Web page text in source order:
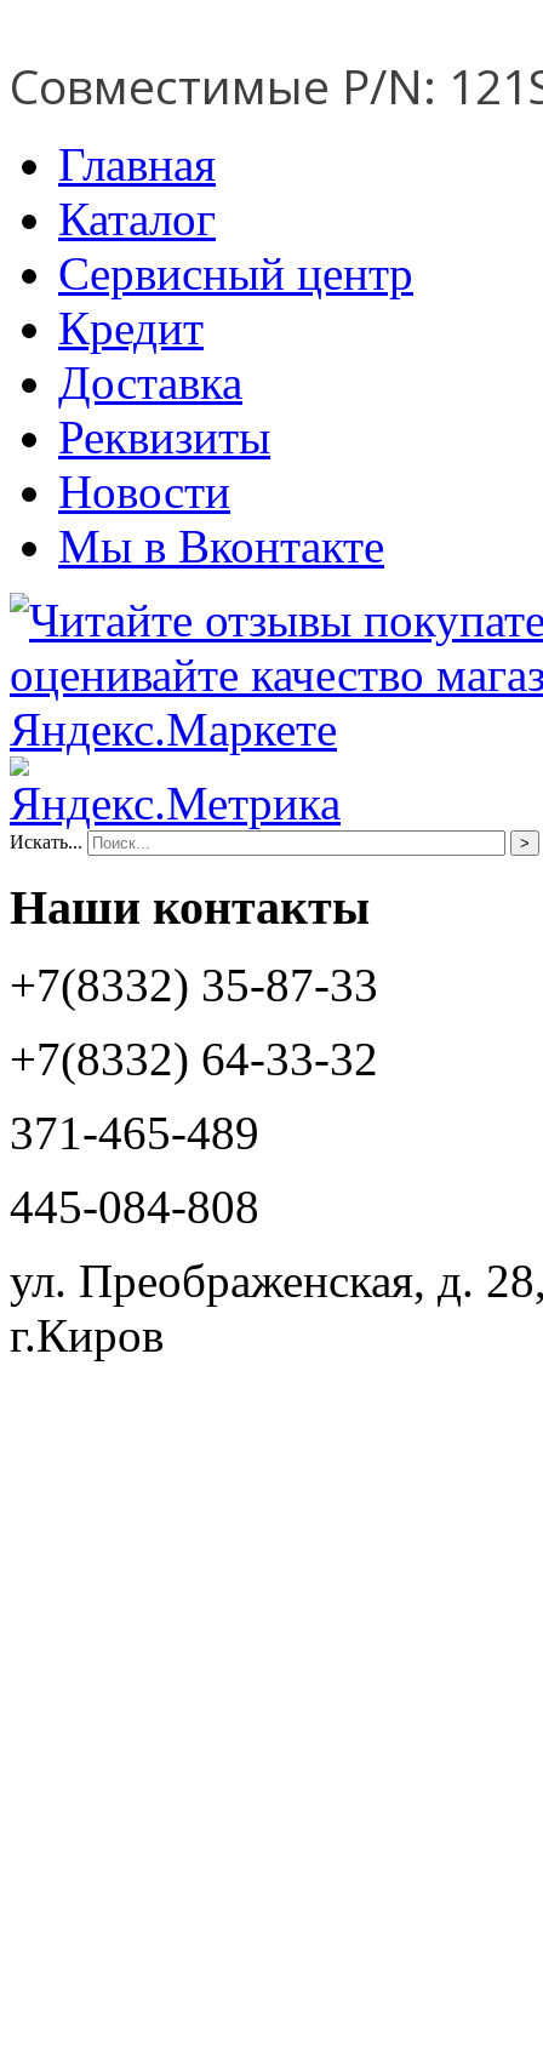
Совместимые P/N:
Главная
Каталог
Сервисный центр
Кредит
Доставка
Реквизиты
Новости
Мы в Вконтакте
Искать... >
Наши контакты
+7(8332) 35-87-33
+7(8332) 64-33-32
371-465-489
445-084-808
ул. Преображенская, д.
г.Киров